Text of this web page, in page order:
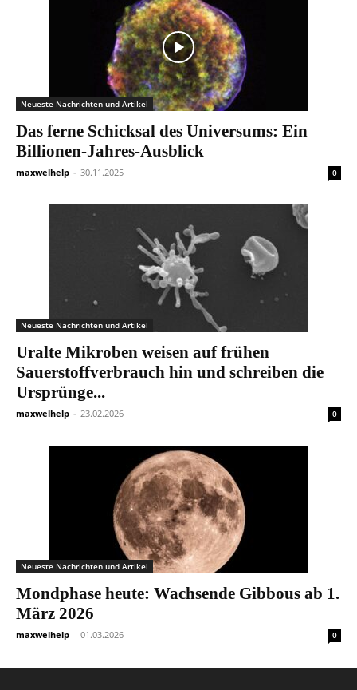
Neueste Nachrichten und Artikel
Das ferne Schicksal des Universums: Ein
Billionen-Jahres-Ausblick
maxwelhelp - 30.11.2025 0
Neueste Nachrichten und Artikel
Uralte Mikroben weisen auf frühen
Sauerstoffverbrauch hin und schreiben die
Ursprünge...
maxwelhelp - 23.02.2026 0
Neueste Nachrichten und Artikel
Mondphase heute: Wachsende Gibbous ab 1.
März 2026
maxwelhelp - 01.03.2026 0